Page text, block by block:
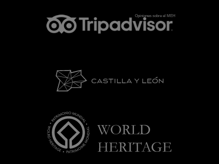
Opiniones sobre el MEH